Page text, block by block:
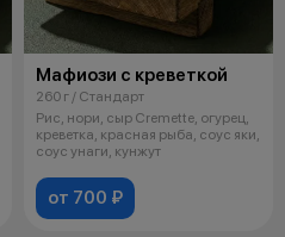
Мафиози с креветкой
260 г / Стандарт
Рис, нори, сыр Cremette, огурец,
креветка, красная рыба, соус яки,
соус унаги, кунжут
от 700 ₽